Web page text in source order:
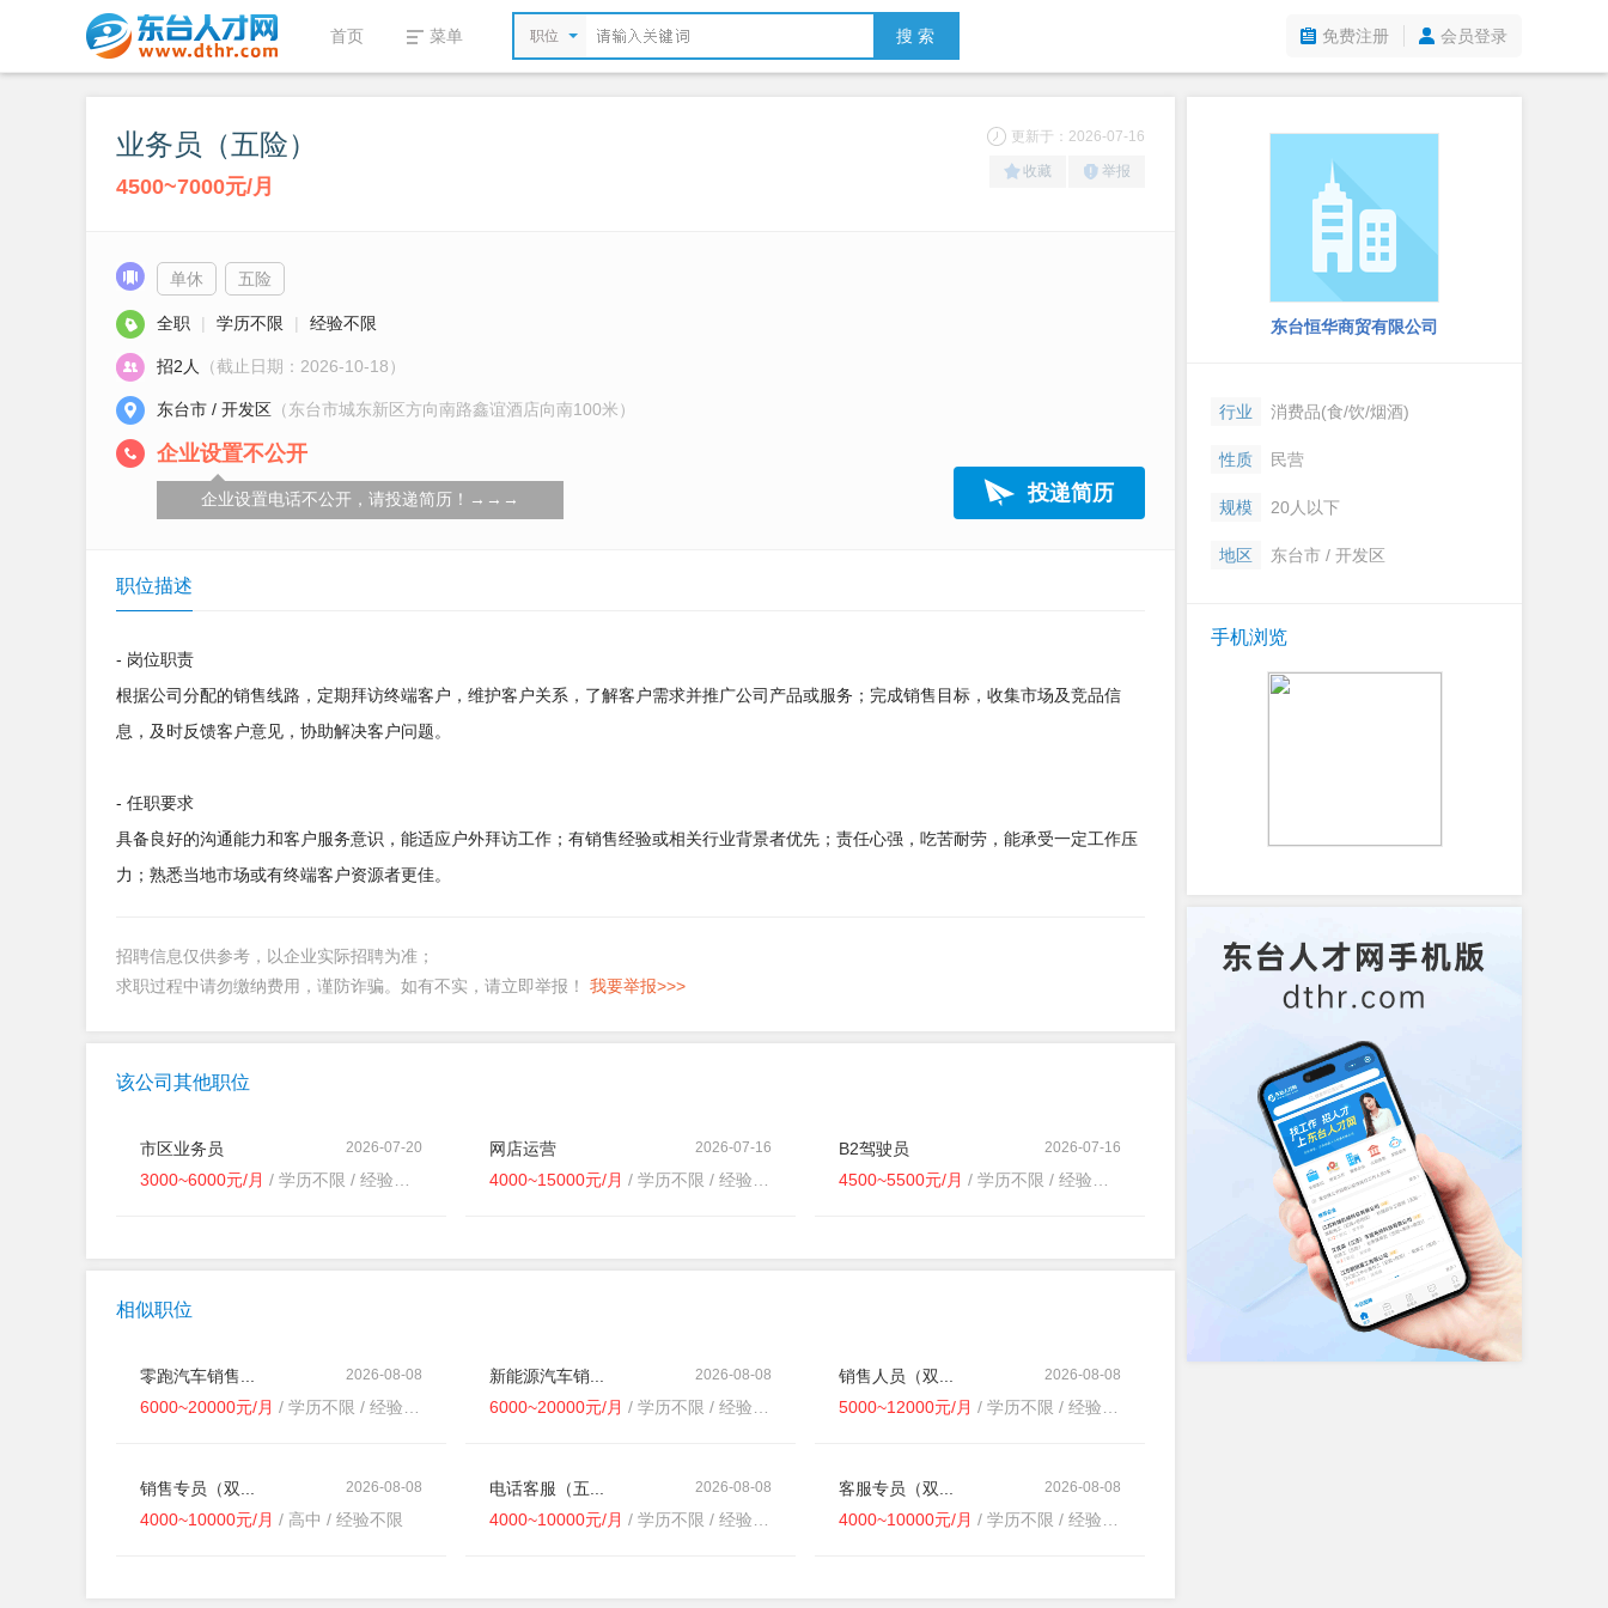
首页 菜单 职位 搜 索 免费注册 会员登录
业务员（五险）
4500~7000元/月
更新于：2026-07-16
收藏 举报
单休 五险
全职 | 学历不限 | 经验不限
招2人 （截止日期：2026-10-18）
东台市 / 开发区 （东台市城东新区方向南路鑫谊酒店向南100米）
企业设置不公开
企业设置电话不公开，请投递简历！→→→ 投递简历
职位描述
- 岗位职责
根据公司分配的销售线路，定期拜访终端客户，维护客户关系，了解客户需求并推广公司产品或服务；完成销售目标，收集市场及竞品信
息，及时反馈客户意见，协助解决客户问题。
- 任职要求
具备良好的沟通能力和客户服务意识，能适应户外拜访工作；有销售经验或相关行业背景者优先；责任心强，吃苦耐劳，能承受一定工作压
力；熟悉当地市场或有终端客户资源者更佳。
招聘信息仅供参考，以企业实际招聘为准；
求职过程中请勿缴纳费用，谨防诈骗。如有不实，请立即举报！ 我要举报>>>
该公司其他职位
2026-07-20
市区业务员
3000~6000元/月 / 学历不限 / 经验不限
2026-07-16
网店运营
4000~15000元/月 / 学历不限 / 经验不限
2026-07-16
B2驾驶员
4500~5500元/月 / 学历不限 / 经验不限
相似职位
2026-08-08
零跑汽车销售...
6000~20000元/月 / 学历不限 / 经验1-3年
2026-08-08
新能源汽车销...
6000~20000元/月 / 学历不限 / 经验1-3年
2026-08-08
销售人员（双...
5000~12000元/月 / 学历不限 / 经验不限
2026-08-08
销售专员（双...
4000~10000元/月 / 高中 / 经验不限
2026-08-08
电话客服（五...
4000~10000元/月 / 学历不限 / 经验不限
2026-08-08
客服专员（双...
4000~10000元/月 / 学历不限 / 经验不限
东台恒华商贸有限公司
行业 消费品(食/饮/烟酒)
性质 民营
规模 20人以下
地区 东台市 / 开发区
手机浏览